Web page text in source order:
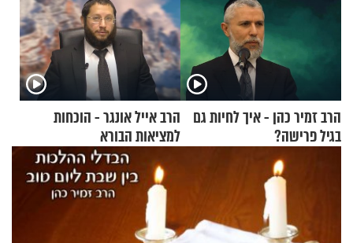
הרב זמיר כהן - איך לחיות גם
בגיל פרישה?
הרב אייל אונגר - הוכחות
למציאות הבורא